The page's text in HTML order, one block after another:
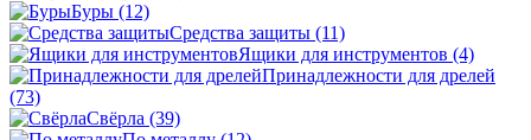
Буры (12)
Средства защиты (11)
Ящики для инструментов (4)
Принадлежности для дрелей
(73)
Свёрла (39)